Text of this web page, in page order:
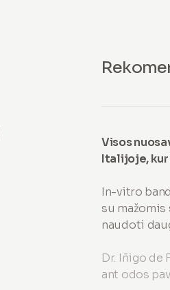
Visos
Italijoje, kur
In-vitro
su
naudoti
Dr. Iñigo de
ant odos